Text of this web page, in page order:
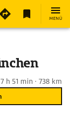
MENÜ
7 h 51 min · 738 km